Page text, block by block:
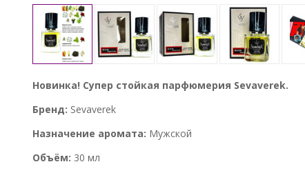
Новинка! Супер стойкая парфюмерия Sevaverek.
Бренд: Sevaverek
Назначение аромата: Мужской
Объём: 30 мл